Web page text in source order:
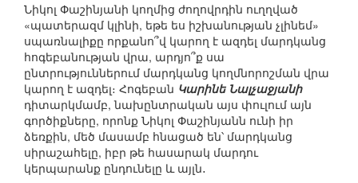
Նիկոլ Փաշինյանի կողմից ժողովրդին ուղղված
«պատերազմ կլինի, եթե ես իշխանության չլինեմ»
սպառնալիքը որքանո՞վ կարող է ազդել մարդկանց
հոգեբանության վրա, արդյո՞ք սա
ընտրություններում մարդկանց կողմնորոշման վրա
կարող է ազդել։ Հոգեբան Կարինե Նալչաջյանի
դիտարկմամբ, նախընտրական այս փուլում այն
գործիքները, որոնք Նիկոլ Փաշինյանն ունի իր
ձեռքին, մեծ մասամբ հնացած են՝ մարդկանց
սիրաշահելը, իբր թե հասարակ մարդու
կերպարանք ընդունելը և այլն․